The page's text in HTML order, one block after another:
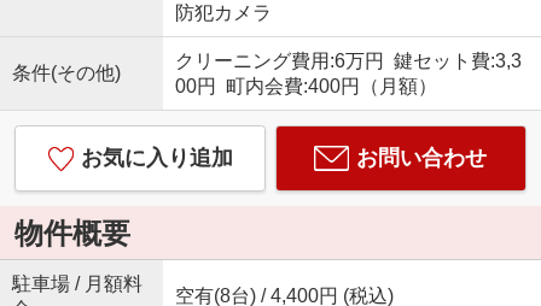
防犯カメラ
条件(その他)
クリーニング費用:6万円 鍵セット費:3,3
00円 町内会費:400円（月額）
お気に入り追加 お問い合わせ
物件概要
駐車場 / 月額料
空有(8台) / 4,400円 (税込)